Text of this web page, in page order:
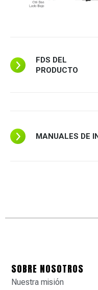
FDS DEL
PRODUCTO
MANUALES DE
SOBRE NOSOTROS
Nuestra misión